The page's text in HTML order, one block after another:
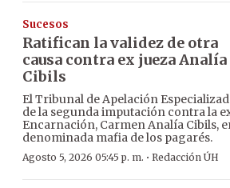
Sucesos
Ratifican la validez de otra
causa contra ex jueza Analía
Cibils
El Tribunal de Apelación
de la segunda imputación contra la
Encarnación, Carmen Analía Cibils,
denominada mafia de los pagarés.
Agosto 5, 2026 05:45 p. m. · Redacción ÚH